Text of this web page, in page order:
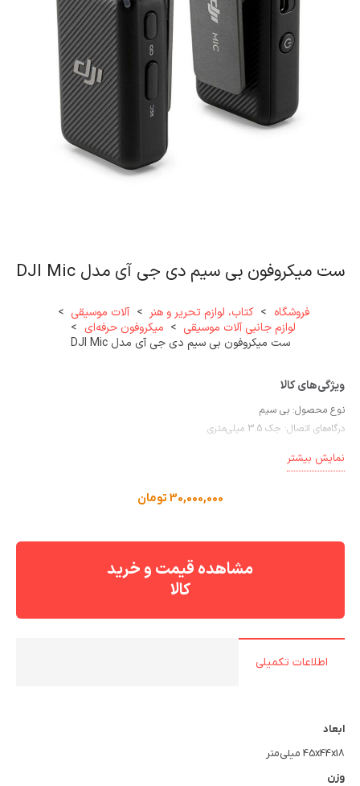
ست میکروفون بی سیم دی جی آی مدل DJI Mic
فروشگاه > کتاب، لوازم تحریر و هنر > آلات موسیقی >
لوازم جانبی آلات موسیقی > میکروفون حرفه‌ای >
ست میکروفون بی سیم دی جی آی مدل DJI Mic
نوع محصول:بی سیم
درگاه‌های اتصال: جک 3.5 میلی‌متری
ویژگی‌های میکروفون:
نمایش بیشتر
30,000,000 تومان
مشاهده قیمت و خرید
کالا
اطلاعات تکمیلی
ابعاد
45x44x18 میلی‌متر
وزن